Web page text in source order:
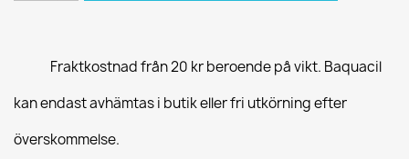
Fraktkostnad från 20 kr beroende på vikt. Baquacil
kan endast avhämtas i butik eller fri utkörning efter
överskommelse.